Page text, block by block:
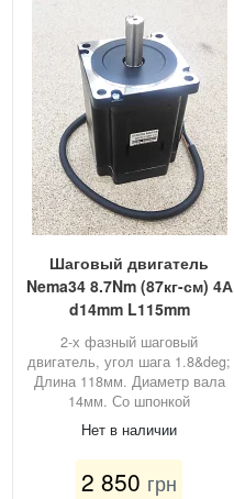
Шаговый двигатель
Nema34 8.7Nm (87кг-см) 4А
d14mm L115mm
2-х фазный шаговый
двигатель, угол шага 1.8&deg;
Длина 118мм. Диаметр вала
14мм. Со шпонкой
Нет в наличии
2 850 грн